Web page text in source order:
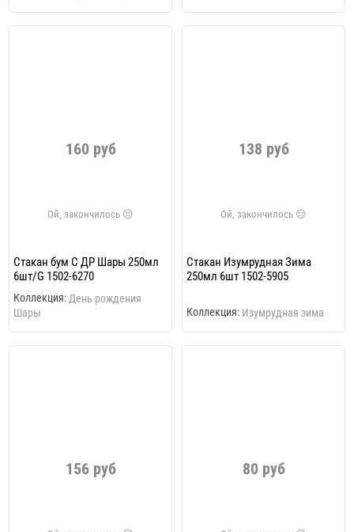
160 руб
Стакан бум С ДР Шары 250мл
6шт/G 1502-6270
Коллекция: День рождения
Шары
138 руб
Стакан Изумрудная Зима
250мл 6шт 1502-5905
Коллекция: Изумрудная зима
156 руб 80 руб